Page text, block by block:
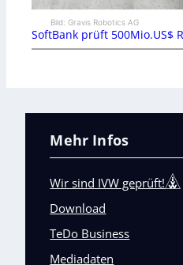
Bild: Gravis Robotics AG
SoftBank prüft 500Mio.US$
Mehr Infos
Wir sind IVW geprüft!
Download
TeDo Business
Mediadaten